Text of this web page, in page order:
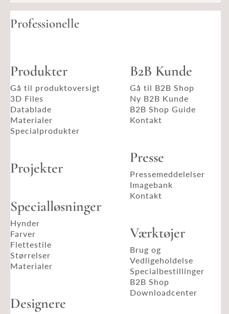
Professionelle
Produkter
Gå til produktoversigt
3D Files
Datablade
Materialer
Specialprodukter
Projekter
Specialløsninger
Hynder
Farver
Flettestile
Størrelser
Materialer
Designere
B2B Kunde
Gå til B2B Shop
Ny B2B Kunde
B2B Shop Guide
Kontakt
Presse
Pressemeddelelser
Imagebank
Kontakt
Værktøjer
Brug og
Vedligeholdelse
Specialbestillinger
B2B Shop
Downloadcenter